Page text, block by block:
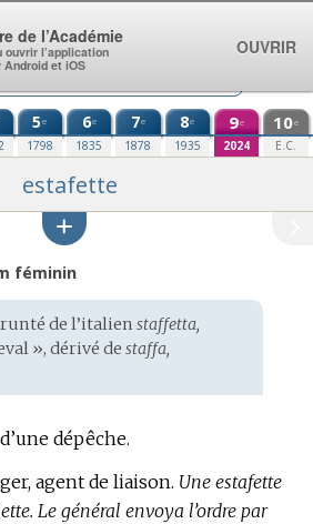
5e
1798
6e
1835
7e
1878
8e
1935
9e
2024
10e
E.C.
estafette
féminin
de l’italien staffetta,
», dérivé de staffa,
dépêche.
agent de liaison. Une estafette
Le général envoya l’ordre par
de l’Académie
ouvrir l’application
et iOS
OUVRIR